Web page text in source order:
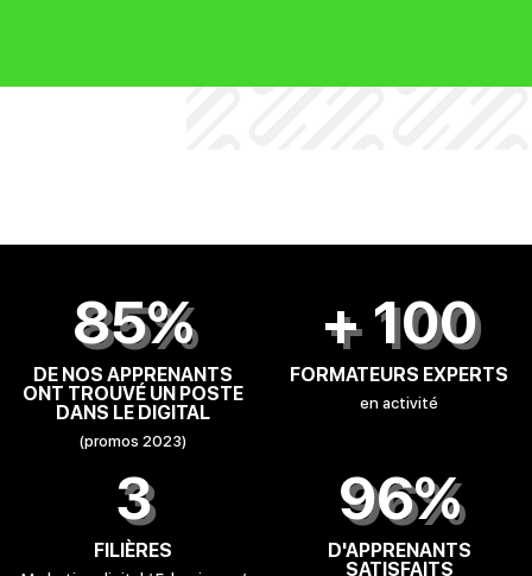
85%
DE NOS APPRENANTS
ONT TROUVÉ UN POSTE
DANS LE DIGITAL
(promos 2023)
+ 100
FORMATEURS EXPERTS
en activité
3
FILIÈRES
96%
D'APPRENANTS
SATISFAITS